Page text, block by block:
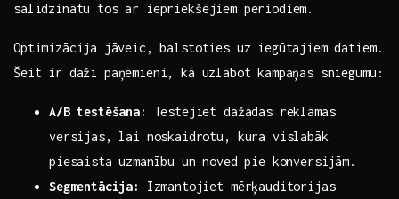
salīdzinātu tos ar iepriekšējiem​ periodiem.
Optimizācija⁣ jāveic, ‌balstoties uz iegūtajiem datiem.
‌Šeit ir ‌daži paņēmieni, kā ⁤uzlabot ​kampaņas sniegumu:
A/B testēšana:
Testējiet dažādas reklāmas
versijas, lai noskaidrotu, kura vislabāk
piesaista ⁤uzmanību un noved pie konversijām.
Segmentācija:
Izmantojiet mērķauditorijas